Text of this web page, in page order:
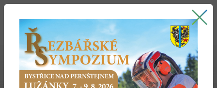
STŘEDNĚDOBÝ VÝHLED ROZPOČTU
Střednědobý výhled rozpočtu města Bystřice nad
Pernštejnem na rok 2027 - 2029